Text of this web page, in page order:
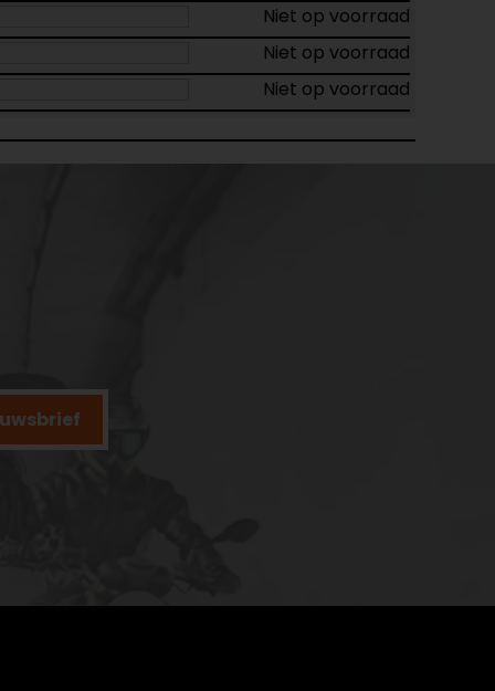
Niet op voorraad
Niet op voorraad
Niet op voorraad